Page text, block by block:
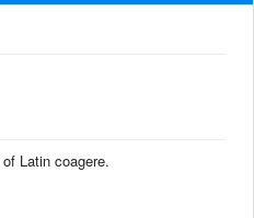
Latin coagere.